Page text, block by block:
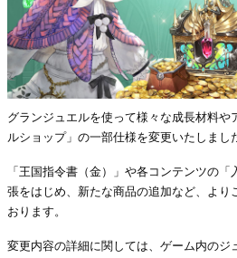
グランジュエルを使って様々な成長材料や
ルショップ」の一部仕様を変更いたしまし
「王国指令書（金）」や各コンテンツの
張をはじめ、新たな商品の追加など、より
おります。
変更内容の詳細に関しては、ゲーム内のジ